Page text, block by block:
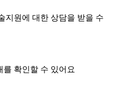
지원에 대한 상담을 받을 수
확인할 수 있어요